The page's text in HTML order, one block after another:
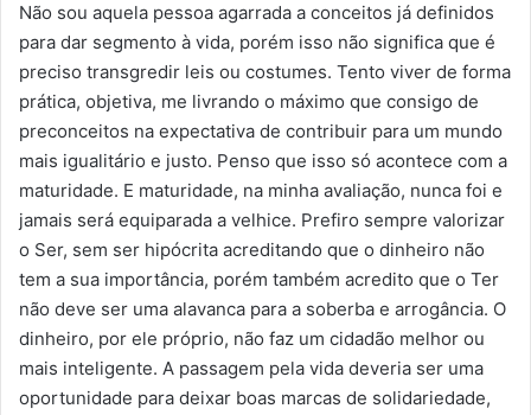
Não sou aquela pessoa agarrada a conceitos já definidos
para dar segmento à vida, porém isso não significa que é
preciso transgredir leis ou costumes. Tento viver de forma
prática, objetiva, me livrando o máximo que consigo de
preconceitos na expectativa de contribuir para um mundo
mais igualitário e justo. Penso que isso só acontece com a
maturidade. E maturidade, na minha avaliação, nunca foi e
jamais será equiparada a velhice. Prefiro sempre valorizar
o Ser, sem ser hipócrita acreditando que o dinheiro não
tem a sua importância, porém também acredito que o Ter
não deve ser uma alavanca para a soberba e arrogância. O
dinheiro, por ele próprio, não faz um cidadão melhor ou
mais inteligente. A passagem pela vida deveria ser uma
oportunidade para deixar boas marcas de solidariedade,